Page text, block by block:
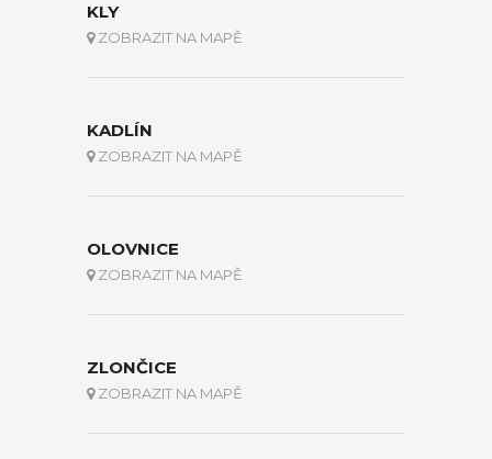
KLY
ZOBRAZIT NA MAPĚ
KADLÍN
ZOBRAZIT NA MAPĚ
OLOVNICE
ZOBRAZIT NA MAPĚ
ZLONČICE
ZOBRAZIT NA MAPĚ